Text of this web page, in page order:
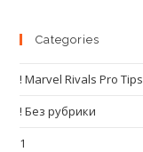
Categories
! Marvel Rivals Pro Tips
! Без рубрики
1